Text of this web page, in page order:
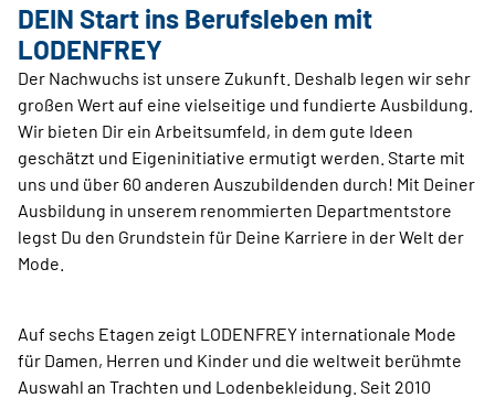
DEIN Start ins Berufsleben mit
LODENFREY
Der Nachwuchs ist unsere Zukunft. Deshalb legen wir sehr
großen Wert auf eine vielseitige und fundierte Ausbildung.
Wir bieten Dir ein Arbeitsumfeld, in dem gute Ideen
geschätzt und Eigeninitiative ermutigt werden. Starte mit
uns und über 60 anderen Auszubildenden durch! Mit Deiner
Ausbildung in unserem renommierten Departmentstore
legst Du den Grundstein für Deine Karriere in der Welt der
Mode.
Auf sechs Etagen zeigt LODENFREY internationale Mode
für Damen, Herren und Kinder und die weltweit berühmte
Auswahl an Trachten und Lodenbekleidung. Seit 2010